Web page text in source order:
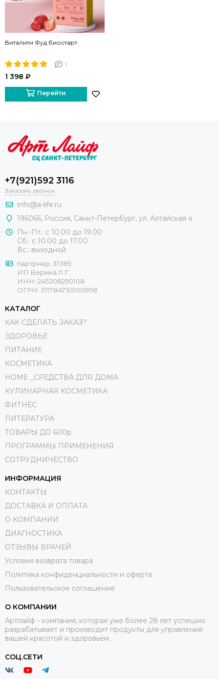
Виталити Фуд биостарт
1
1 398 ₽
Перейти
+7(921)592 3116
Заказать звонок
info@a-life.ru
196066, Россия, Санкт-Петербург, ул. Алтайская 4
Пн.-Пт.: с 10.00 до 19.00
Сб.: с 10.00 до 17.00
Вс.: выходной
партрнер: 31389
ИП Верина Л.Г.
ИНН: 245208290108
ОГРН: 311784730100958
КАТАЛОГ
КАК СДЕЛАТЬ ЗАКАЗ?
ЗДОРОВЬЕ
ПИТАНИЕ
КОСМЕТИКА
HOME _СРЕДСТВА ДЛЯ ДОМА
КУЛИНАРНАЯ КОСМЕТИКА
ФИТНЕС
ЛИТЕРАТУРА
ТОВАРЫ ДО 600р.
ПРОГРАММЫ ПРИМЕНЕНИЯ
СОТРУДНИЧЕСТВО
ИНФОРМАЦИЯ
КОНТАКТЫ
ДОСТАВКА И ОПЛАТА
О КОМПАНИИ
ДИАГНОСТИКА
ОТЗЫВЫ ВРАЧЕЙ
Условия возврата товара
Политика конфиденциальности и оферта
Пользовательское соглашение
О КОМПАНИИ
Артлайф - компания, которая уже более 28 лет успешно
разрабатывает и производит продукты для управления
вашей красотой и здоровьем.
СОЦ.СЕТИ